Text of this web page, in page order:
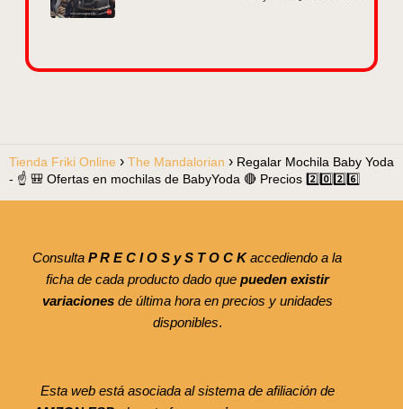
Tienda Friki Online The Mandalorian
Regalar Mochila Baby Yoda
- ☝️ 🎒 Ofertas en mochilas de BabyYoda 🔴 Precios 2️⃣0️⃣2️⃣6️⃣
Consulta P R E C I O S y S T O C Kaccediendo a la
ficha de cada producto dado que pueden existir
variacionesde última hora en precios y unidades
disponibles.
Esta web está asociada al sistema de afiliación de